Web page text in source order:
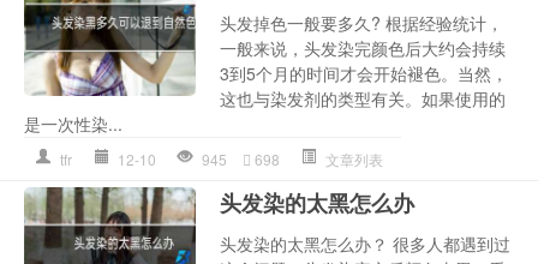
头发掉色一般要多久? 根据经验统计，
一般来说，头发染完颜色后大约会持续
3到5个月的时间才会开始褪色。当然，
这也与染发剂的类型有关。如果使用的
是一次性染...
tfr 12-10 945 698 文章列表
头发染的太黑怎么办
头发染的太黑怎么办？ 很多人都遇到过